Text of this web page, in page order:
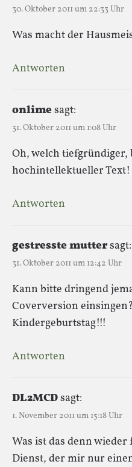
30. Oktober 2011 um 22:33 Uhr
Was macht der
Antworten
onlimesagt:
31. Oktober 2011 um 1:08 Uhr
Oh, welch tiefgründiger,
hochintellektueller Text!
Antworten
gestresste muttersagt:
31. Oktober 2011 um 12:42 Uhr
Kann bitte dringend
Coverversion
Kindergeburtstag!!!
Antworten
DL2MCDsagt:
1. November 2011 um 15:18 Uhr
Was ist das denn
Dienst, der mir nur